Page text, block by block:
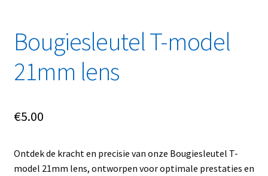
Videos
Winkelwagen
Bougiesleutel T-model
21mm lens
€5.00
Ontdek de kracht en precisie van onze Bougiesleutel T-
model 21mm lens, ontworpen voor optimale prestaties en